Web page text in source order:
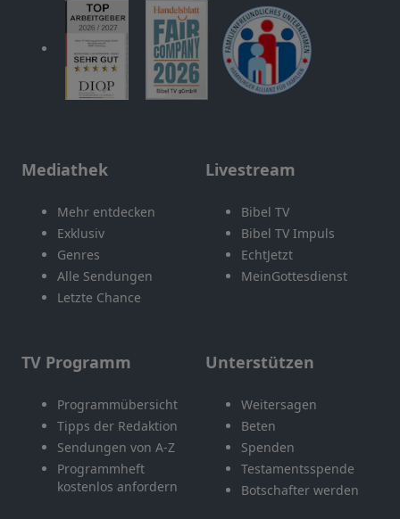
Mediathek
Mehr entdecken
Exklusiv
Genres
Alle Sendungen
Letzte Chance
Livestream
Bibel TV
Bibel TV Impuls
EchtJetzt
MeinGottesdienst
TV Programm
Programmübersicht
Tipps der Redaktion
Sendungen von A-Z
Programmheft
kostenlos anfordern
Unterstützen
Weitersagen
Beten
Spenden
Testamentsspende
Botschafter werden